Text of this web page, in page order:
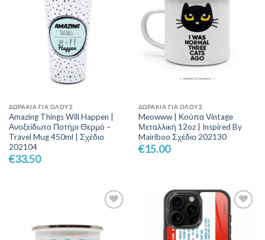
ΔΩΡΆΚΙΑ ΓΙΑ ΌΛΟΥΣ
Amazing Things Will Happen |
Ανοξείδωτο Ποτήρι Θερμό –
Travel Mug 450ml | Σχέδιο
202104
€33.50
ΔΩΡΆΚΙΑ ΓΙΑ ΌΛΟΥΣ
Meowww | Κούπα Vintage
Μεταλλική 12oz | Inspired By
Mairiboo Σχέδιο 202130
€15.00
Wishlist
Add to
Wishlist